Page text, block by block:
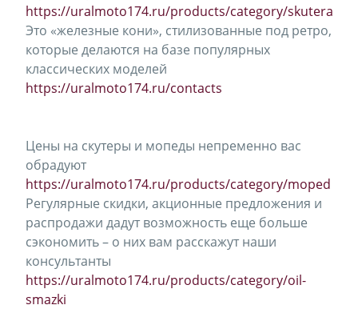
https://uralmoto174.ru/products/category/skutera
Это «железные кони», стилизованные под ретро,
которые делаются на базе популярных
классических моделей
https://uralmoto174.ru/contacts
Цены на скутеры и мопеды непременно вас
обрадуют
https://uralmoto174.ru/products/category/moped
Регулярные скидки, акционные предложения и
распродажи дадут возможность еще больше
сэкономить – о них вам расскажут наши
консультанты
https://uralmoto174.ru/products/category/oil-
smazki